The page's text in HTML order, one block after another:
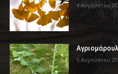
4 Αυγούστου
5 Αυγούστου